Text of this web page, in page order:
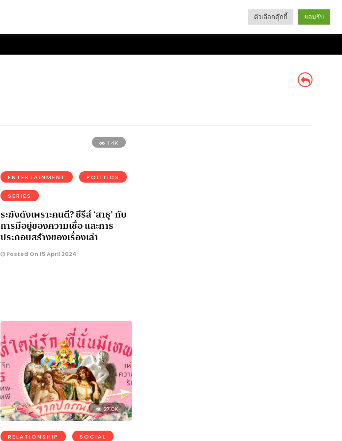
Categories
1.4K
ENTERTAINMENT POLITICS
SERIES
ระฆังดังเพราะคนตี? ซีรีส์ ‘สาธุ’ กับ
การมีอยู่ของความเชื่อ และการ
ประกอบสร้างของเรื่องเล่า
Posted On 15 April 2024
27.0K
RELATIONSHIP SOCIAL
ตัวเลือกคุ๊กกี้ ยอมรับ